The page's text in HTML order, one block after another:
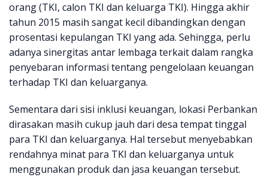
orang (TKI, calon TKI dan keluarga TKI). Hingga akhir
tahun 2015 masih sangat kecil dibandingkan dengan
prosentasi kepulangan TKI yang ada. Sehingga, perlu
adanya sinergitas antar lembaga terkait dalam rangka
penyebaran informasi tentang pengelolaan keuangan
terhadap TKI dan keluarganya.
Sementara dari sisi inklusi keuangan, lokasi Perbankan
dirasakan masih cukup jauh dari desa tempat tinggal
para TKI dan keluarganya. Hal tersebut menyebabkan
rendahnya minat para TKI dan keluarganya untuk
menggunakan produk dan jasa keuangan tersebut.